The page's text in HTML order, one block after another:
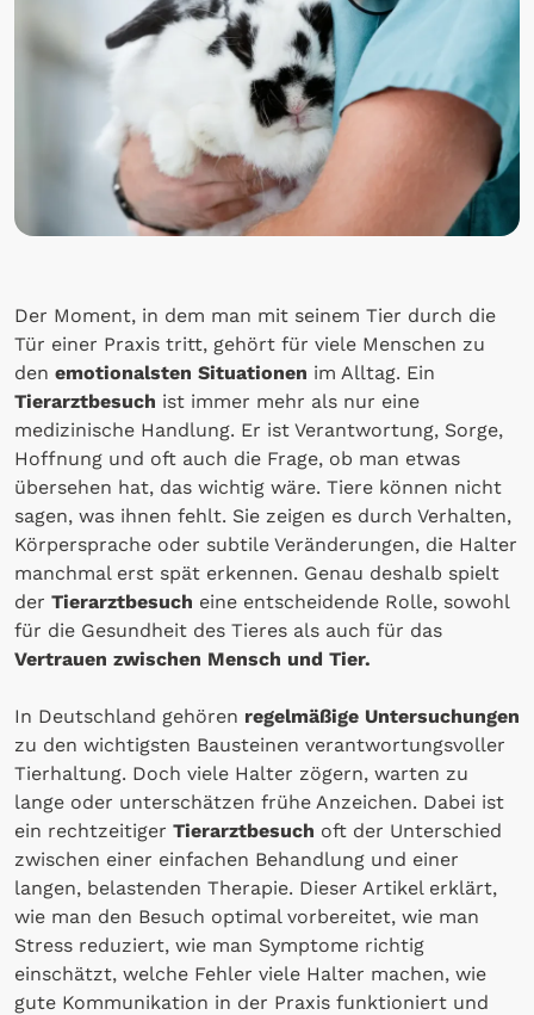
Der Moment, in dem man mit seinem Tier durch die
Tür einer Praxis tritt, gehört für viele Menschen zu
den emotionalsten Situationen im Alltag. Ein
Tierarztbesuch ist immer mehr als nur eine
medizinische Handlung. Er ist Verantwortung, Sorge,
Hoffnung und oft auch die Frage, ob man etwas
übersehen hat, das wichtig wäre. Tiere können nicht
sagen, was ihnen fehlt. Sie zeigen es durch Verhalten,
Körpersprache oder subtile Veränderungen, die Halter
manchmal erst spät erkennen. Genau deshalb spielt
der Tierarztbesuch eine entscheidende Rolle, sowohl
für die Gesundheit des Tieres als auch für das
Vertrauen zwischen Mensch und Tier.
In Deutschland gehören regelmäßige Untersuchungen
zu den wichtigsten Bausteinen verantwortungsvoller
Tierhaltung. Doch viele Halter zögern, warten zu
lange oder unterschätzen frühe Anzeichen. Dabei ist
ein rechtzeitiger Tierarztbesuch oft der Unterschied
zwischen einer einfachen Behandlung und einer
langen, belastenden Therapie. Dieser Artikel erklärt,
wie man den Besuch optimal vorbereitet, wie man
Stress reduziert, wie man Symptome richtig
einschätzt, welche Fehler viele Halter machen, wie
gute Kommunikation in der Praxis funktioniert und